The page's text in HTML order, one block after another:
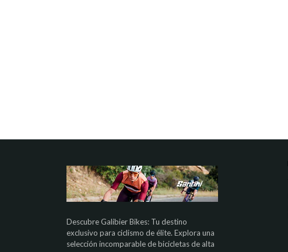
Descubre Galibier Bikes: Tu destino
exclusivo para ciclismo de élite. Explora una
selección incomparable de bicicletas de alta